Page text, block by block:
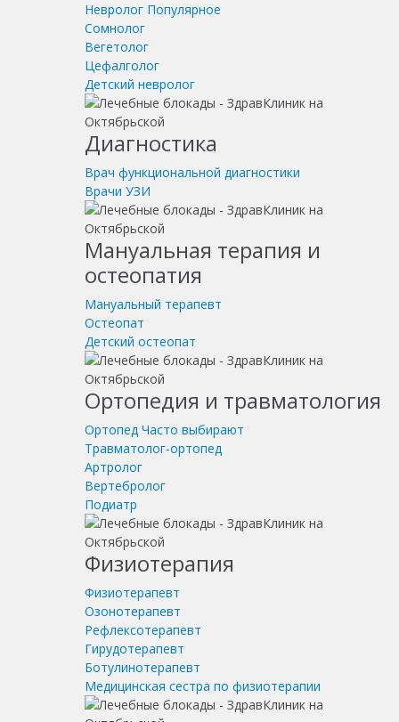
Невролог Популярное
Сомнолог
Вегетолог
Цефалголог
Детский невролог
Диагностика
Врач функциональной диагностики
Врачи УЗИ
Мануальная терапия и
остеопатия
Мануальный терапевт
Остеопат
Детский остеопат
Ортопедия и травматология
Ортопед Часто выбирают
Травматолог-ортопед
Артролог
Вертебролог
Подиатр
Физиотерапия
Физиотерапевт
Озонотерапевт
Рефлексотерапевт
Гирудотерапевт
Ботулинотерапевт
Медицинская сестра по физиотерапии